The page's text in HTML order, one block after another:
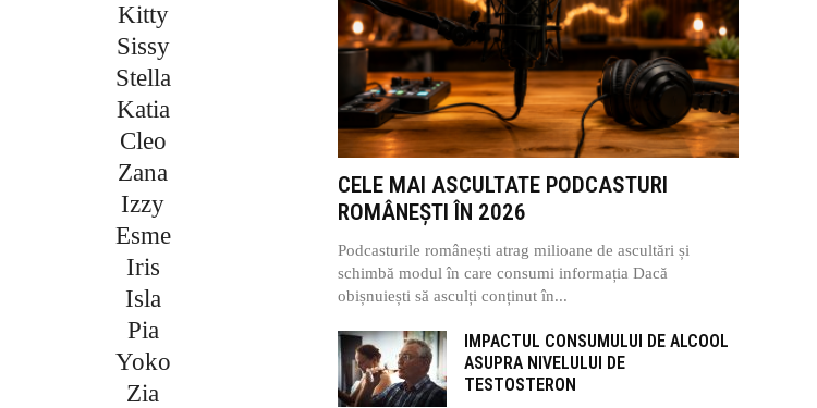
Kitty
Sissy
Stella
Katia
Cleo
Zana
Izzy
Esme
Iris
Isla
Pia
Yoko
Zia
CELE MAI ASCULTATE PODCASTURI
ROMÂNEȘTI ÎN 2026
Podcasturile românești atrag milioane de ascultări și
schimbă modul în care consumi informația Dacă
obișnuiești să asculți conținut în...
IMPACTUL CONSUMULUI DE ALCOOL
ASUPRA NIVELULUI DE
TESTOSTERON